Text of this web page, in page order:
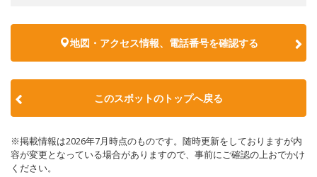
地図・アクセス情報、電話番号を確認する
このスポットのトップへ戻る
※掲載情報は2026年7月時点のものです。随時更新をしておりますが内
容が変更となっている場合がありますので、事前にご確認の上おでかけ
ください。